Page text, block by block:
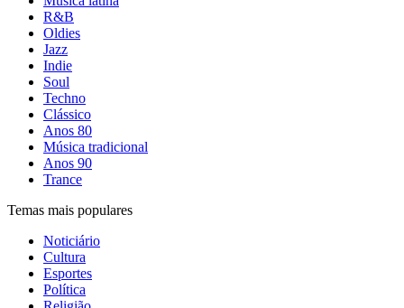
R&B
Oldies
Jazz
Indie
Soul
Techno
Clássico
Anos 80
Música tradicional
Anos 90
Trance
Temas mais populares
Noticiário
Cultura
Esportes
Política